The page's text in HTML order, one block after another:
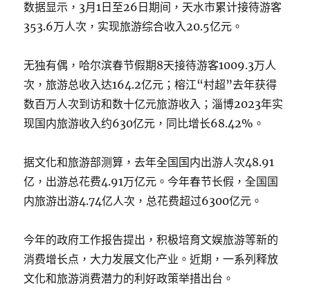
数据显示，3月1日至26日期间，天水市累计接待游客
353.6万人次，实现旅游综合收入20.5亿元。
无独有偶，哈尔滨春节假期8天接待游客1009.3万人
次，旅游总收入达164.2亿元；榕江“村超”去年获得
数百万人次到访和数十亿元旅游收入；淄博2023年实
现国内旅游收入约630亿元，同比增长68.42%。
据文化和旅游部测算，去年全国国内出游人次48.91
亿，出游总花费4.91万亿元。今年春节长假，全国国
内旅游出游4.74亿人次，总花费超过6300亿元。
今年的政府工作报告提出，积极培育文娱旅游等新的
消费增长点，大力发展文化产业。近期，一系列释放
文化和旅游消费潜力的利好政策举措出台。